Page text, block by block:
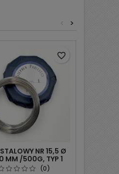
>
<
NR 15,5 Ø
MM /500G, TYP 1
PAULELLO (0)
favorite_border